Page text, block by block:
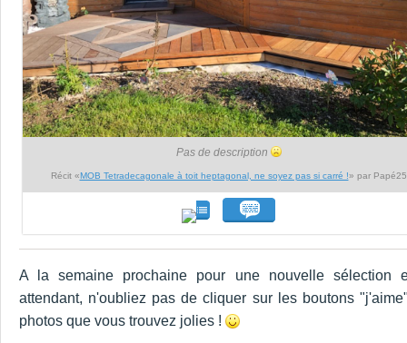
Pas de description
Récit «MOB Tetradecagonale à toit heptagonal, ne soyez pas si carré !» par Papé25
A la semaine prochaine pour une nouvelle sélection
attendant, n'oubliez pas de cliquer sur les boutons
photos que vous trouvez jolies !